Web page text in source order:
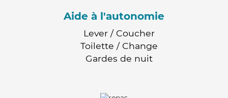
Aide à l'autonomie
Lever / Coucher
Toilette / Change
Gardes de nuit